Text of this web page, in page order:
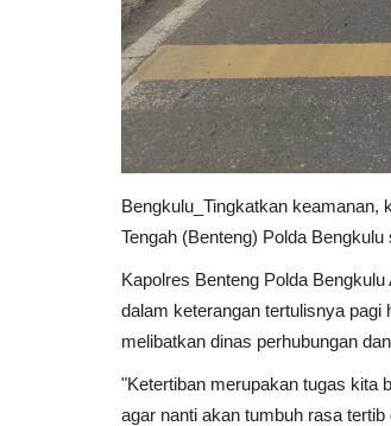
Bengkulu_Tingkatkan keamanan,
Tengah (Benteng) Polda
Kapolres Benteng Polda
dalam keterangan tertulisnya
melibatkan dinas perhubungan
"Ketertiban merupakan tugas kita
agar nanti akan tumbuh rasa